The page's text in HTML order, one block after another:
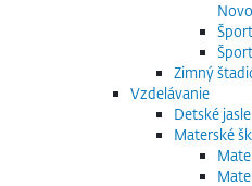
Zimný
Vzdelávanie
Detské jasle
Materské